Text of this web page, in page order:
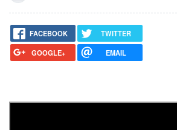
FACEBOOK
TWITTER
GOOGLE+
EMAIL